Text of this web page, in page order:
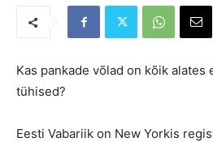
Kas pankade võlad on kõik alates
tühised?
Eesti Vabariik on New Yorkis